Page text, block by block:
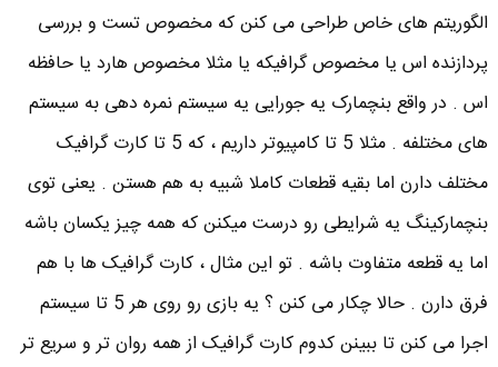
الگوریتم های خاص طراحی می کنن که مخصوص تست و بررسی
پردازنده اس یا مخصوص گرافیکه یا مثلا مخصوص هارد یا حافظه
اس . در واقع بنچمارک یه جورایی یه سیستم نمره دهی به سیستم
های مختلفه . مثلا 5 تا کامپیوتر داریم ، که 5 تا کارت گرافیک
مختلف دارن اما بقیه قطعات کاملا شبیه به هم هستن . یعنی توی
بنچمارکینگ یه شرایطی رو درست میکنن که همه چیز یکسان باشه
اما یه قطعه متفاوت باشه . تو این مثال ، کارت گرافیک ها با هم
فرق دارن . حالا چکار می کنن ؟ یه بازی رو روی هر 5 تا سیستم
اجرا می کنن تا ببینن کدوم کارت گرافیک از همه روان تر و سریع تر